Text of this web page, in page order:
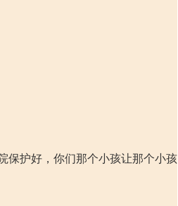
保护好，你们那个小孩让那个小孩